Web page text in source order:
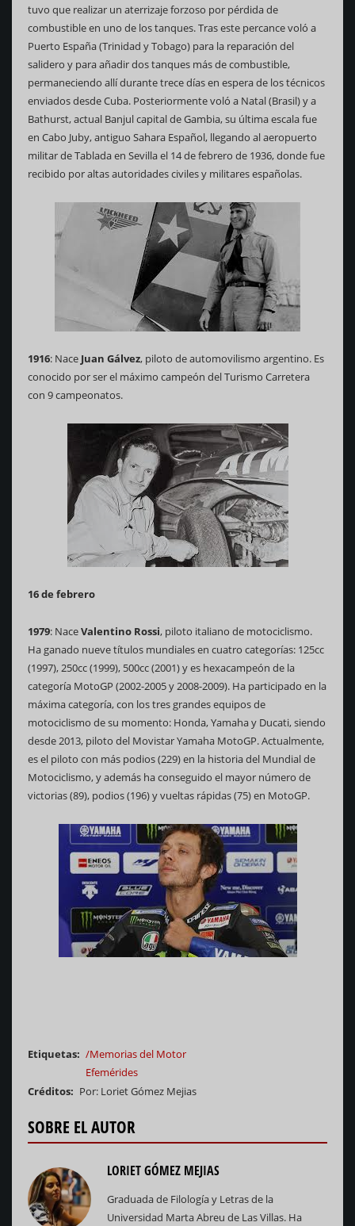
tuvo que realizar un aterrizaje forzoso por pérdida de
combustible en uno de los tanques. Tras este percance voló a
Puerto España (Trinidad y Tobago) para la reparación del
salidero y para añadir dos tanques más de combustible,
permaneciendo allí durante trece días en espera de los técnicos
enviados desde Cuba. Posteriormente voló a Natal (Brasil) y a
Bathurst, actual Banjul capital de Gambia, su última escala fue
en Cabo Juby, antiguo Sahara Español, llegando al aeropuerto
militar de Tablada en Sevilla el 14 de febrero de 1936, donde fue
recibido por altas autoridades civiles y militares españolas.
1916: Nace Juan Gálvez, piloto de automovilismo argentino. Es
conocido por ser el máximo campeón del Turismo Carretera
con 9 campeonatos.
16 de febrero
1979: NaceValentino Rossi, piloto italiano de motociclismo.
Ha ganado nueve títulos mundiales en cuatro categorías: 125cc
(1997), 250cc (1999), 500cc (2001) y es hexacampeón de la
categoría MotoGP (2002-2005 y 2008-2009). Ha participado en la
máxima categoría, con los tres grandes equipos de
motociclismo de su momento: Honda, Yamaha y Ducati, siendo
desde 2013, piloto del Movistar Yamaha MotoGP. Actualmente,
es el piloto con más podios (229) en la historia del Mundial de
Motociclismo, y además ha conseguido el mayor número de
victorias (89), podios (196) y vueltas rápidas (75) en MotoGP.
Etiquetas
/Memorias del Motor
Efemérides
Créditos
Por: Loriet Gómez Mejias
SOBRE EL AUTOR
LORIET GÓMEZ MEJIAS
Graduada de Filología y Letras de la
Universidad Marta Abreu de Las Villas. Ha